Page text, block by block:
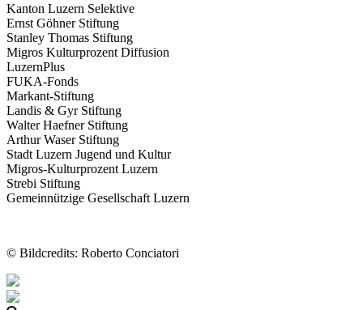
Kanton Luzern Selektive
Ernst Göhner Stiftung
Stanley Thomas Stiftung
Migros Kulturprozent Diffusion
LuzernPlus
FUKA-Fonds
Markant-Stiftung
Landis & Gyr Stiftung
Walter Haefner Stiftung
Arthur Waser Stiftung
Stadt Luzern Jugend und Kultur
Migros-Kulturprozent Luzern
Strebi Stiftung
Gemeinnützige Gesellschaft Luzern
© Bildcredits: Roberto Conciatori